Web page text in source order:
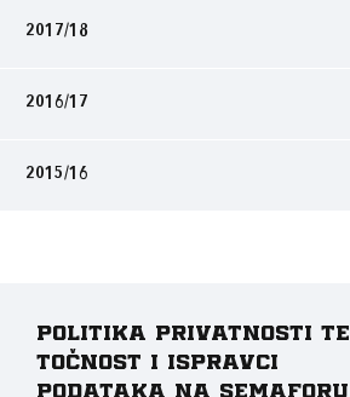
2017/18
2016/17
2015/16
Politika privatnosti te
točnost i ispravci
podataka na Semaforu